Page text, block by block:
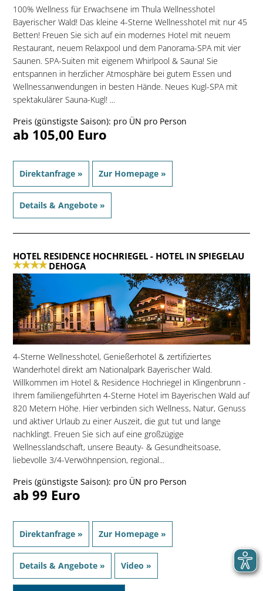
100% Wellness für Erwachsene im Thula Wellnesshotel
Bayerischer Wald! Das kleine 4-Sterne Wellnesshotel mit nur 45
Betten! Freuen Sie sich auf ein modernes Hotel mit neuem
Restaurant, neuem Relaxpool und dem Panorama-SPA mit vier
Saunen. SPA-Suiten mit eigenem Whirlpool & Sauna! Sie
entspannen in herzlicher Atmosphäre bei gutem Essen und
Wellnessanwendungen in besten Hände. Neues Kugl-SPA mit
spektakulärer Sauna-Kugl! ...
Preis (günstigste Saison): pro ÜN pro Person
ab 105,00 Euro
Direktanfrage » Zur Homepage »
Details & Angebote »
HOTEL RESIDENCE HOCHRIEGEL- HOTEL IN SPIEGELAU
DEHOGA
4-Sterne Wellnesshotel, Genießerhotel & zertifiziertes
Wanderhotel direkt am Nationalpark Bayerischer Wald.
Willkommen im Hotel & Residence Hochriegel in Klingenbrunn -
Ihrem familiengeführten 4-Sterne Hotel im Bayerischen Wald auf
820 Metern Höhe. Hier verbinden sich Wellness, Natur, Genuss
und aktiver Urlaub zu einer Auszeit, die gut tut und lange
nachklingt. Freuen Sie sich auf eine großzügige
Wellnesslandschaft, unsere Beauty- & Gesundheitsoase,
liebevolle 3/4-Verwöhnpension, regional...
Preis (günstigste Saison): pro ÜN pro Person
ab 99 Euro
Direktanfrage » Zur Homepage »
Details & Angebote » Video »